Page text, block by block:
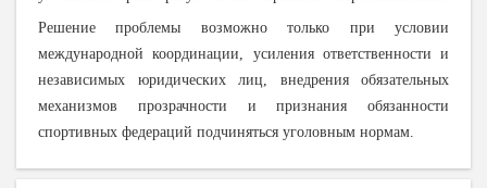
Решение проблемы возможно только при условии
международной координации, усиления ответственности и
независимых юридических лиц, внедрения обязательных
механизмов прозрачности и признания обязанности
спортивных федераций подчиняться уголовным нормам.